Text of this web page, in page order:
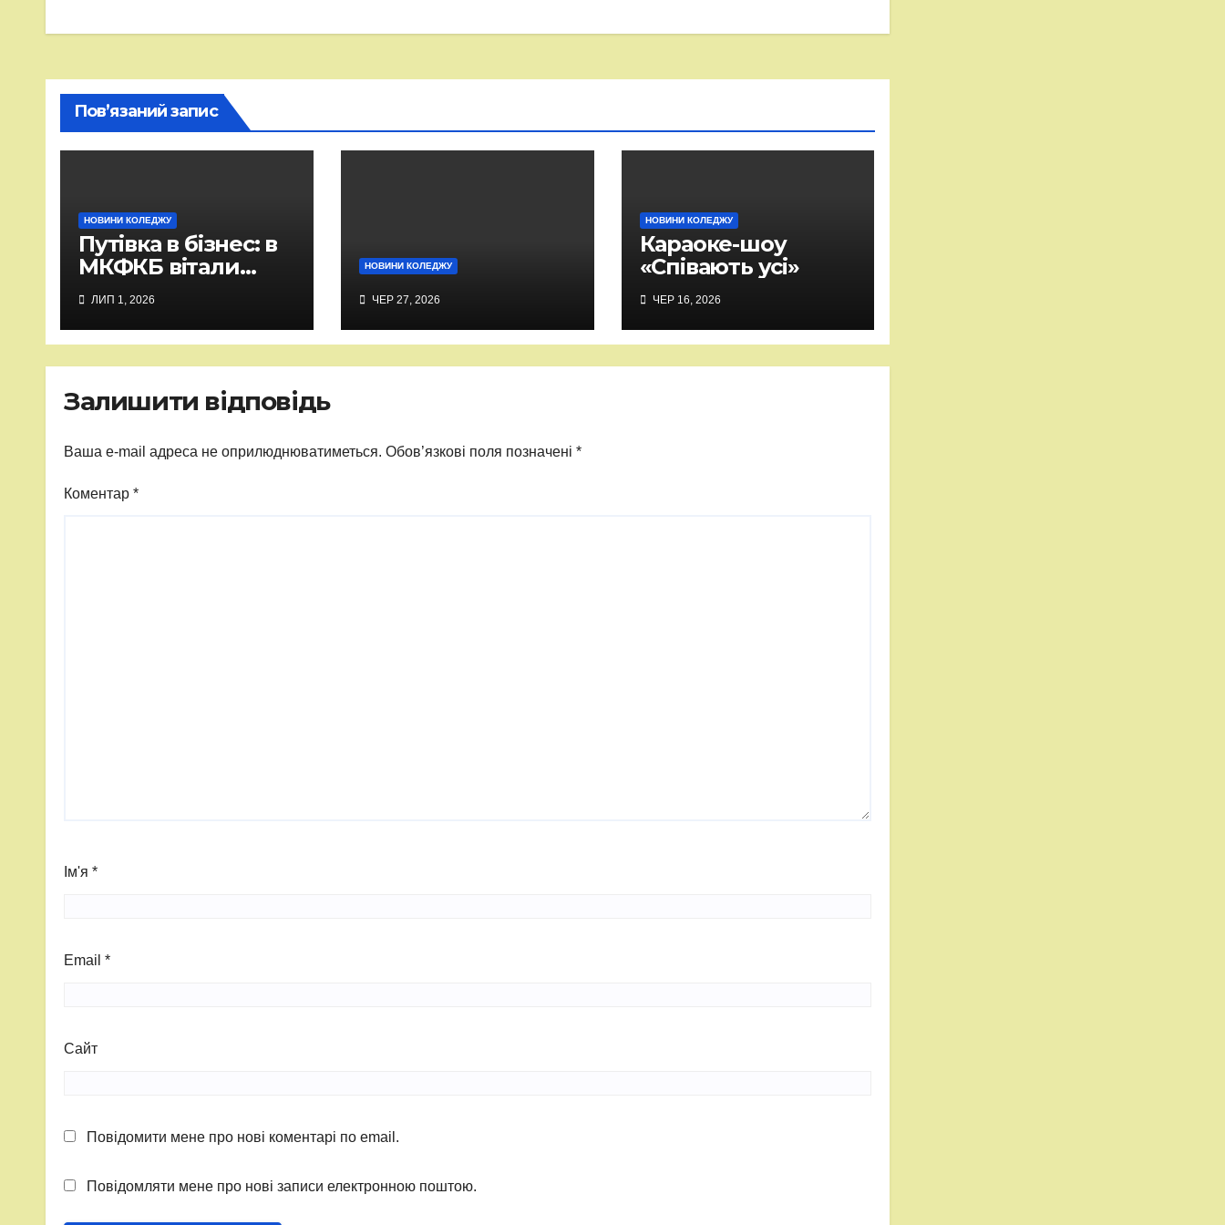
Пов’язаний запис
НОВИНИ КОЛЕДЖУ
Путівка в бізнес: в
МКФКБ вітали
випускників-2026
ЛИП 1, 2026
НОВИНИ КОЛЕДЖУ
ЧЕР 27, 2026
НОВИНИ КОЛЕДЖУ
Караоке-шоу
«Співають усі»
ЧЕР 16, 2026
Залишити відповідь
Ваша e-mail адреса не оприлюднюватиметься. Обов’язкові поля позначені *
Коментар *
Ім'я *
Email *
Сайт
Повідомити мене про нові коментарі по email.
Повідомляти мене про нові записи електронною поштою.